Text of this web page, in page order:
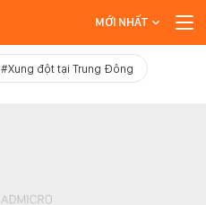
MỚI NHẤT
#Xung đột tại Trung Đông